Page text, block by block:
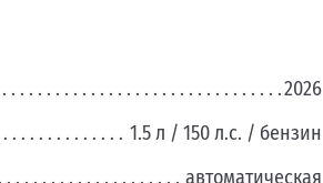
2026
1.5 л / 150 л.c. / бензин
автоматическая